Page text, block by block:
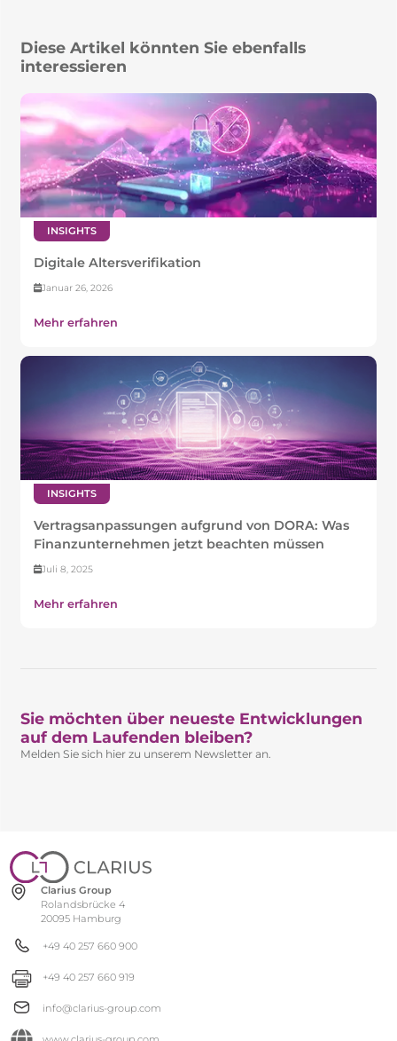
Diese Artikel könnten Sie ebenfalls
interessieren
INSIGHTS
Digitale Altersverifikation
Januar 26, 2026
Mehr erfahren
INSIGHTS
Vertragsanpassungen aufgrund von DORA: Was
Finanzunternehmen jetzt beachten müssen
Juli 8, 2025
Mehr erfahren
Sie möchten über neueste Entwicklungen
auf dem Laufenden bleiben?​
Melden Sie sich hier zu unserem Newsletter an.
Clarius Group
Rolandsbrücke 4
20095 Hamburg
+49 40 257 660 900
+49 40 257 660 919
info@clarius-group.com